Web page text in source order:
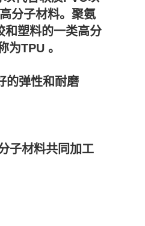
分子材料。聚氨
和塑料的一类高分
TPU 。
的弹性和耐磨
子材料共同加工